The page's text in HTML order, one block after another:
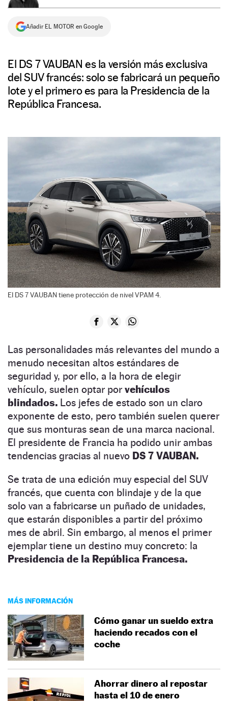
Añadir EL MOTOR en Google
El DS 7 VAUBAN es la versión más exclusiva
del SUV francés: solo se fabricará un pequeño
lote y el primero es para la Presidencia de la
República Francesa.
El DS 7 VAUBAN tiene protección de nivel VPAM 4.
Las personalidades más relevantes del mundo a
menudo necesitan altos estándares de
seguridad y, por ello, a la hora de elegir
vehículo, suelen optar por vehículos
blindados. Los jefes de estado son un claro
exponente de esto, pero también suelen querer
que sus monturas sean de una marca nacional.
El presidente de Francia ha podido unir ambas
tendencias gracias al nuevo DS 7 VAUBAN.
Se trata de una edición muy especial del SUV
francés, que cuenta con blindaje y de la que
solo van a fabricarse un puñado de unidades,
que estarán disponibles a partir del próximo
mes de abril. Sin embargo, al menos el primer
ejemplar tiene un destino muy concreto: la
Presidencia de la República Francesa.
MÁS INFORMACIÓN
Cómo ganar un sueldo extra
haciendo recados con el
coche
Ahorrar dinero al repostar
hasta el 10 de enero